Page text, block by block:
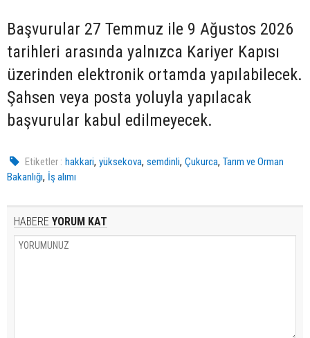
Başvurular 27 Temmuz ile 9 Ağustos 2026
tarihleri arasında yalnızca Kariyer Kapısı
üzerinden elektronik ortamda yapılabilecek.
Şahsen veya posta yoluyla yapılacak
başvurular kabul edilmeyecek.
Etiketler : hakkari,yüksekova,semdinli,Çukurca,Tarım ve Orman
Bakanlığı, İş alımı
HABERE YORUM KAT